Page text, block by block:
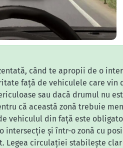
când te apropii de o
față de vehiculele care vin
sau dacă drumul nu
că această zonă trebuie
vehiculul din față este
intersecție și într-o zonă cu
Legea circulației stabilește